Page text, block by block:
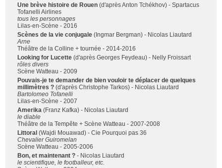
Une brève histoire de Rouen (d'après Anton Tchékhov) - Spartacus
Tofanelli Airlines
tous les personnages
Lilas-en-Scène - 2016
Scènes de la vie conjugale (Ingmar Bergman) - Nicolas Liautard
Arne
Théâtre de la Colline + tournée - 2014-2016
Looking for Lucette (d'après Georges Feydeau) - Nelly Froissart
rôles divers
Scène Watteau - 2009
Pouvais-je te demander de bien vouloir te déplacer de quelques
millimètres ? (d'après Christophe Tarkos) - Nicolas Liautard
Bartolomeo Tofanelli
Lilas-en-Scène - 2007
Amerika (Franz Kafka) - Nicolas Liautard
le diable
Théâtre de la Tempête + Scène Watteau - 2007-2008
Littoral (Wajdi Mouawad) - Cie Pourquoi pas 36
Chevalier Guiromelan
Scène Watteau - 2005-2006
Bon, et maintenant ? - Nicolas Liautard
le scientifique, le footballeur, etc.